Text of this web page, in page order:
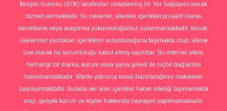
İletişim Kurumu (BTK) tarafından onaylanmış bir Yer Sağlayıcı olarak
hizmet vermektedir. Bu nedenle, sitedeki içerikleri proaktif olarak
denetleme veya araştırma yükümlülüğümüz bulunmamaktadır. Ancak,
üyelerimiz yazdıkları içeriklerin sorumluluğunu taşımakta olup, siteye
üye olarak bu sorumluluğu kabul etmiş sayılırlar. Bu internet sitesi,
herhangi bir marka, kurum veya şahıs şirketi ile hiçbir bağlantısı
bulunmamaktadır. Sitede yalnızca kendi hazırladığımız makaleler
paylaşılmaktadır. Burada yer alan içerikler haber niteliği taşımamakta
olup, gerçek kurum ve kişiler hakkında paylaşım yapılmamaktadır.